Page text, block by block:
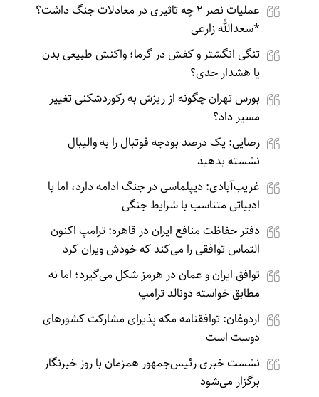
عملیات نصر ۲ چه تاثیری در معادلات جنگ داشت؟
*سعدالله زارعی
تنگی انگشتر و کفش در گرما؛ واکنش طبیعی بدن
یا هشدار جدی؟
بورس تهران چگونه از ریزش به رکوردشکنی تغییر
مسیر داد؟
رضایی: یک درصد بودجه فوتبال را به والیبال
نشسته بدهید
غریب‌آبادی: دیپلماسی در جنگ ادامه دارد، اما با
ادبیاتی متناسب با شرایط جنگی
دفتر حفاظت منافع ایران در قاهره: ترامپ اکنون
التماس توافقی را می‌کند که خودش ویران کرد
توافق ایران و عمان در هرمز شکل می‌گیرد؛ اما نه
مطابق خواسته دونالد ترامپ
اردوغان: توافقنامه مکه پذیرای مشارکت کشورهای
دوست است
نشست خبری رئیس‌جمهور همزمان با روز خبرنگار
برگزار می‌شود